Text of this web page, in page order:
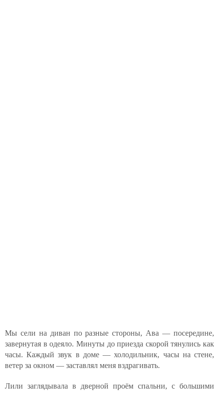
Мы сели на диван по разные стороны, Ава — посередине,
завернутая в одеяло. Минуты до приезда скорой тянулись как
часы. Каждый звук в доме — холодильник, часы на стене,
ветер за окном — заставлял меня вздрагивать.
Лили заглядывала в дверной проём спальни, с большими